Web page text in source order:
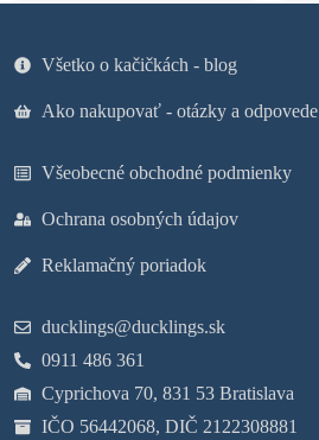
Všetko o kačičkách - blog
Ako nakupovať - otázky a odpovede
Všeobecné obchodné podmienky
Ochrana osobných údajov
Reklamačný poriadok
ducklings@ducklings.sk
0911 486 361
Cyprichova 70, 831 53 Bratislava
IČO 56442068, DIČ 2122308881